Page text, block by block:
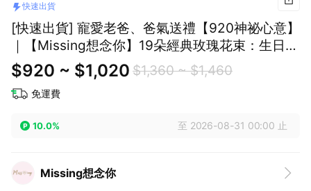
快速出貨
[快速出貨] 寵愛老爸、爸氣送禮【920神祕心意】
｜【Missing想念你】19朵經典玫瑰花束：生日禮
物/七夕情人節/父親節
$920 ~ $1,020 $1,360 ~ $1,460
免運費
10.0% 至 2026-08-31 00:00 止
Missing想念你